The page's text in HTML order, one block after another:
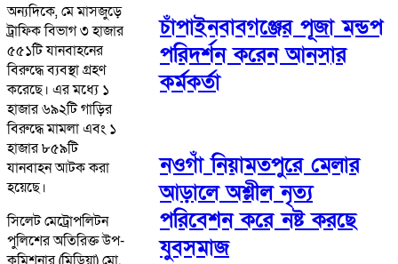
অন্যদিকে, মে মাসজুড়ে
ট্রাফিক বিভাগ ৩ হাজার
৫৫১টি যানবাহনের
বিরুদ্ধে ব্যবস্থা গ্রহণ
করেছে। এর মধ্যে ১
হাজার ৬৯২টি গাড়ির
বিরুদ্ধে মামলা এবং ১
হাজার ৮৫৯টি
যানবাহন আটক করা
হয়েছে।
সিলেট মেট্রোপলিটন
পুলিশের অতিরিক্ত উপ-
চাঁপাইনবাবগঞ্জের পূজা মন্ডপ
পরিদর্শন করেন আনসার
কর্মকর্তা
নওগাঁ নিয়ামতপুরে মেলার
আড়ালে অশ্লীল নৃত্য
পরিবেশন করে নষ্ট করছে
যুবসমাজ